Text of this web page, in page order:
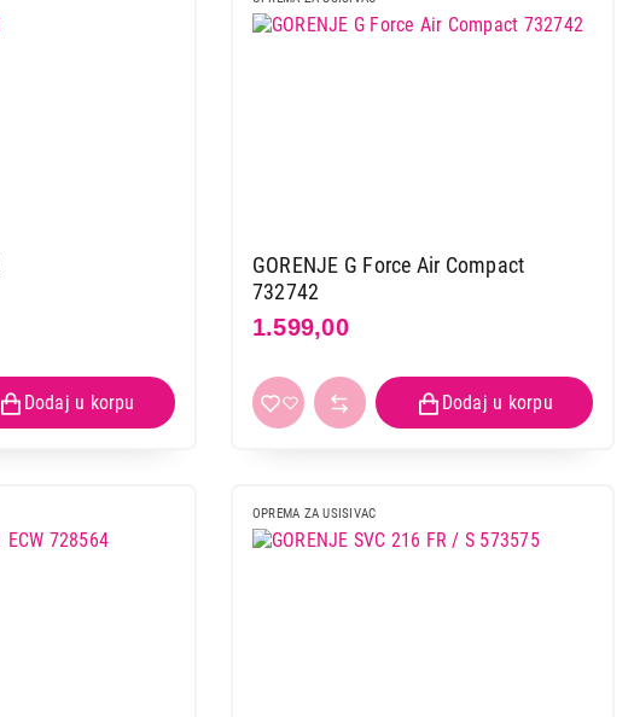
GORENJE G Force Air Compact
732742
1.599,00
OPREMA ZA USISIVAC
Završi kupovinu